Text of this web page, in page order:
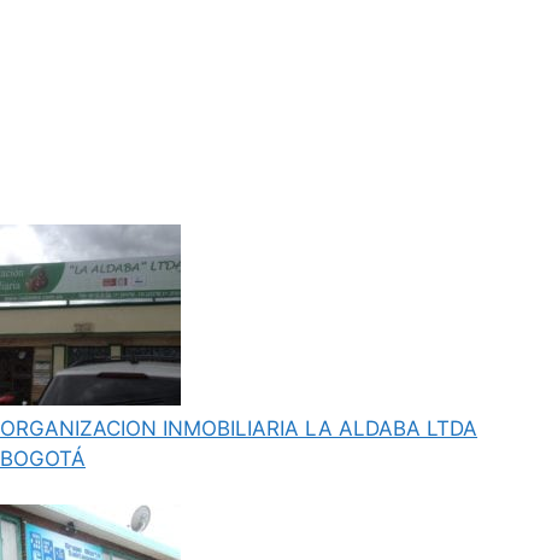
ORGANIZACION INMOBILIARIA LA ALDABA LTDA
BOGOTÁ